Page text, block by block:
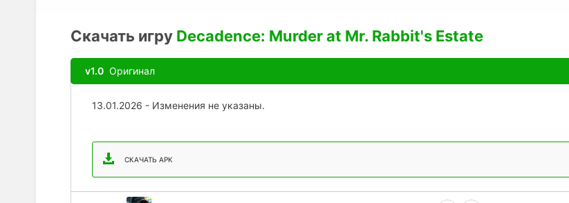
Скачать игру Decadence: Murder at Mr. Rabbit's Estate
v1.0 Оригинал
13.01.2026 - Изменения не указаны.
СКАЧАТЬ APK